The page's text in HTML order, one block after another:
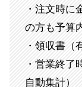
・注文時に
の方も予算
・領収書（
・営業終了
自動集計）